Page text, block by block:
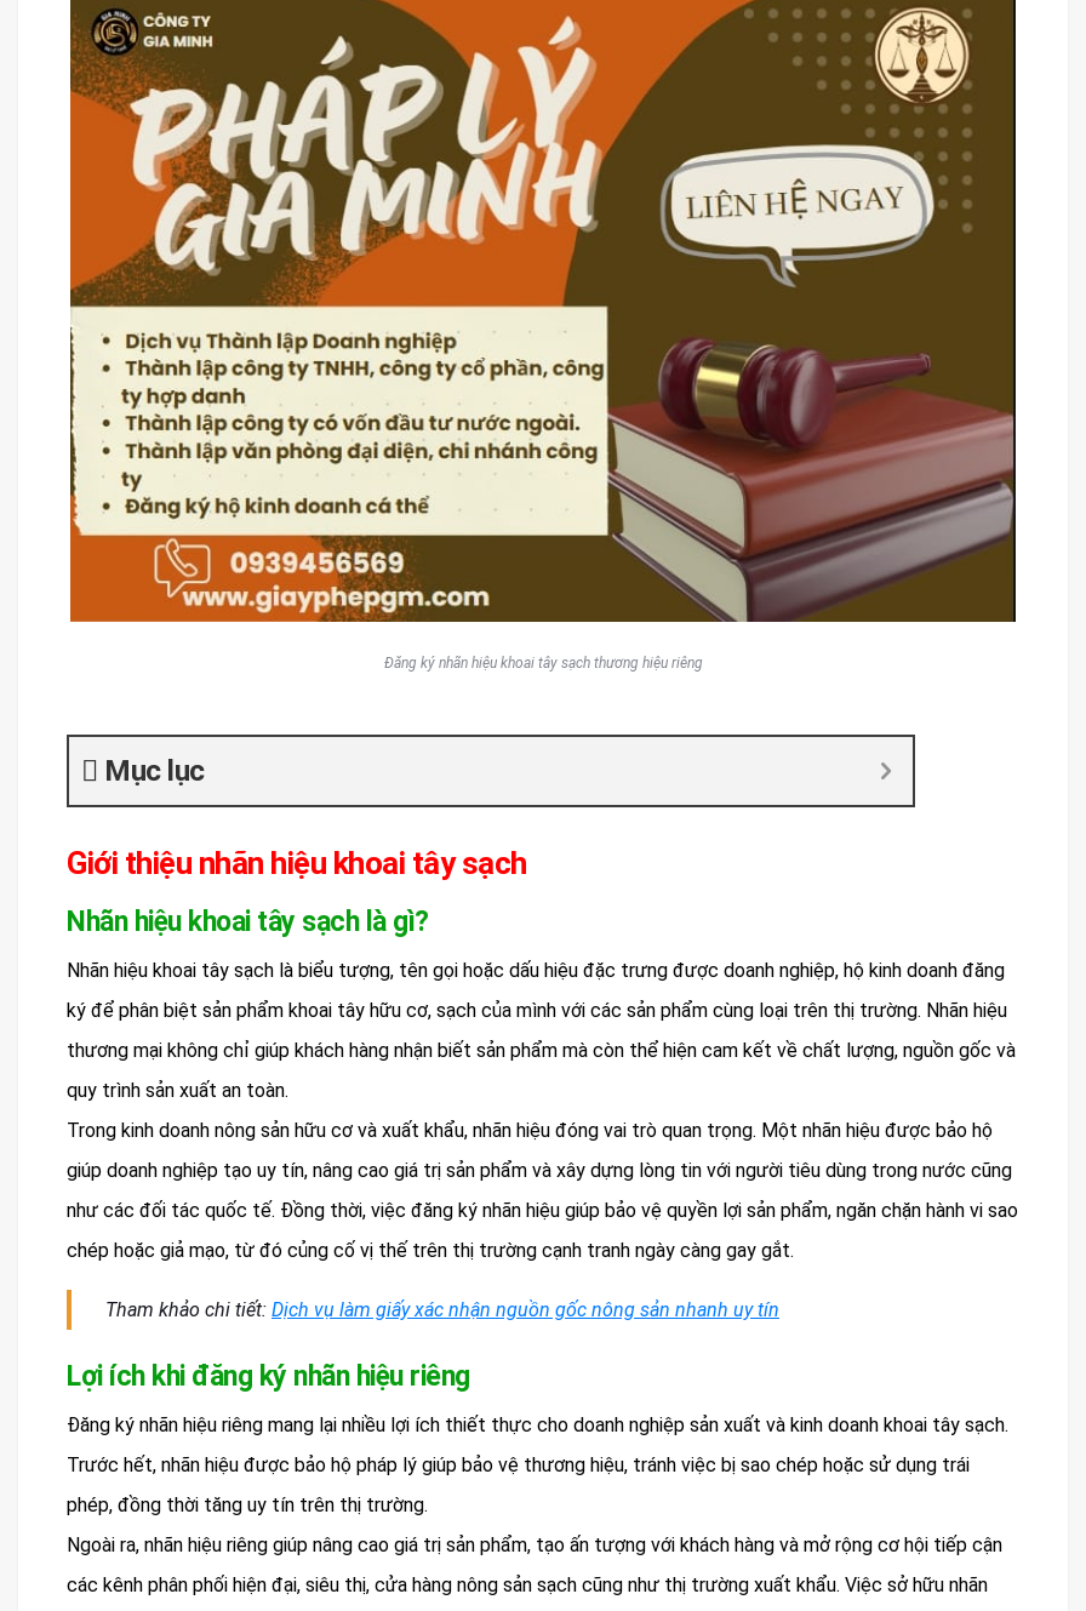
Đăng ký nhãn hiệu khoai tây sạch thương hiệu riêng
Mục lục
Giới thiệu nhãn hiệu khoai tây sạch
Nhãn hiệu khoai tây sạch là gì?
Nhãn hiệu khoai tây sạch là biểu tượng, tên gọi hoặc dấu hiệu đặc trưng được doanh nghiệp, hộ kinh doanh đăng
ký để phân biệt sản phẩm khoai tây hữu cơ, sạch của mình với các sản phẩm cùng loại trên thị trường. Nhãn hiệu
thương mại không chỉ giúp khách hàng nhận biết sản phẩm mà còn thể hiện cam kết về chất lượng, nguồn gốc và
quy trình sản xuất an toàn.
Trong kinh doanh nông sản hữu cơ và xuất khẩu, nhãn hiệu đóng vai trò quan trọng. Một nhãn hiệu được bảo hộ
giúp doanh nghiệp tạo uy tín, nâng cao giá trị sản phẩm và xây dựng lòng tin với người tiêu dùng trong nước cũng
như các đối tác quốc tế. Đồng thời, việc đăng ký nhãn hiệu giúp bảo vệ quyền lợi sản phẩm, ngăn chặn hành vi sao
chép hoặc giả mạo, từ đó củng cố vị thế trên thị trường cạnh tranh ngày càng gay gắt.
Tham khảo chi tiết: Dịch vụ làm giấy xác nhận nguồn gốc nông sản nhanh uy tín
Lợi ích khi đăng ký nhãn hiệu riêng
Đăng ký nhãn hiệu riêng mang lại nhiều lợi ích thiết thực cho doanh nghiệp sản xuất và kinh doanh khoai tây sạch.
Trước hết, nhãn hiệu được bảo hộ pháp lý giúp bảo vệ thương hiệu, tránh việc bị sao chép hoặc sử dụng trái
phép, đồng thời tăng uy tín trên thị trường.
Ngoài ra, nhãn hiệu riêng giúp nâng cao giá trị sản phẩm, tạo ấn tượng với khách hàng và mở rộng cơ hội tiếp cận
các kênh phân phối hiện đại, siêu thị, cửa hàng nông sản sạch cũng như thị trường xuất khẩu. Việc sở hữu nhãn